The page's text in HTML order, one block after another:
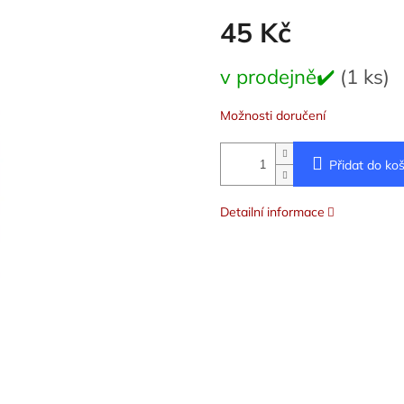
45 Kč
cena:
v prodejně✔️ (1 ks)
Možnosti doručení
Přidat do
Detailní informace